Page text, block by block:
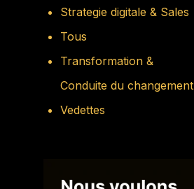
Strategie digitale & Sales
Tous
Transformation &
Conduite du changement
Vedettes